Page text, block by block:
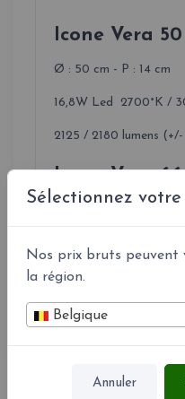
Sélectionnez votre
Nos prix bruts peuvent
la région.
Belgique
Annuler
Icone Vera 50
Ø : 50 cm - P : 14 cm
16,8W Led 2700°K /
2125 / 2180 lumens
Icone Vera 66
3196 / 3278 lumens (+/-